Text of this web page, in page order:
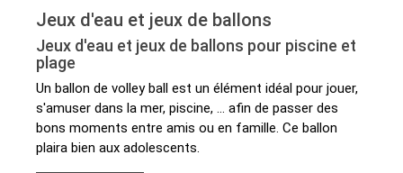
Jeux d'eau et jeux de ballons
Jeux d'eau et jeux de ballons pour piscine et
plage
Un ballon de volley ball est un élément idéal pour jouer,
s'amuser dans la mer, piscine, ... afin de passer des
bons moments entre amis ou en famille. Ce ballon
plaira bien aux adolescents.